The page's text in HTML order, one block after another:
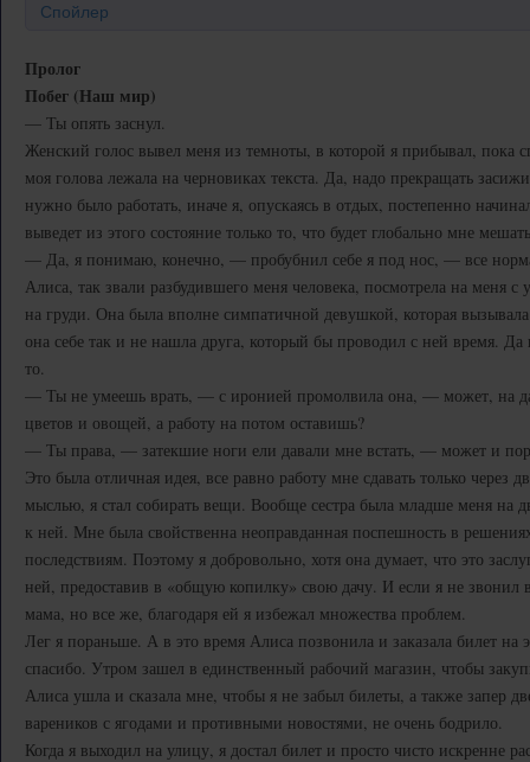
Спойлер
Пролог
Побег (Наш мир)
— Ты опять заснул.
Женский голос вывел меня из темноты, в которой я прибывал, пока
моя голова лежала на черновиках текста. Да, надо прекращать
нужно было работать, иначе я, опускаясь в отдых, постепенно
выведет из этого состояние только то, что будет глобально мне
— Да, я понимаю, конечно, — пробубнил себе я под нос, — все
Алиса, так звали разбудившего меня человека, посмотрела на меня с
на груди. Она была вполне симпатичной девушкой, которая
она себе так и не нашла друга, который бы проводил с ней время.
то.
— Ты не умеешь врать, — с иронией промолвила она, — может, на
цветов и овощей, а работу на потом оставишь?
— Ты права, — затекшие ноги ели давали мне встать, — может и
Это была отличная идея, все равно работу мне сдавать только через
мыслью, я стал собирать вещи. Вообще сестра была младше меня на
к ней. Мне была свойственна неоправданная поспешность в
последствиям. Поэтому я добровольно, хотя она думает, что это
ней, предоставив в «общую копилку» свою дачу. И если я не звонил
мама, но все же, благодаря ей я избежал множества проблем.
Лег я пораньше. А в это время Алиса позвонила и заказала билет на
спасибо. Утром зашел в единственный рабочий магазин, чтобы
Алиса ушла и сказала мне, чтобы я не забыл билеты, а также запер
вареников с ягодами и противными новостями, не очень бодрило.
Когда я выходил на улицу, я достал билет и просто чисто искренне